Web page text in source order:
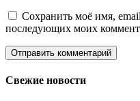
Сохранить моё имя,
последующих моих
Свежие новости